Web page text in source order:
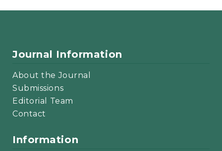
Journal Information
About the Journal
Submissions
Editorial Team
Contact
Information